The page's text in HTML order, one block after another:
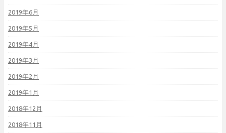
2019年6月
2019年5月
2019年4月
2019年3月
2019年2月
2019年1月
2018年12月
2018年11月